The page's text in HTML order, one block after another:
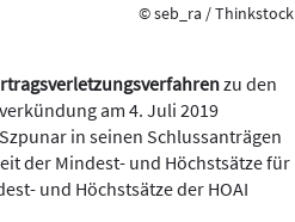
© seb_ra / Thinkstock
zu den
am 4. Juli 2019
in seinen Schlussanträgen
der Mindest- und Höchstsätze für
und Höchstsätze der HOAI